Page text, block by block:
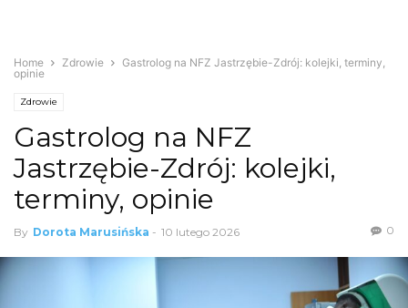
Home Zdrowie
Gastrolog na NFZ Jastrzębie-Zdrój: kolejki, terminy,
opinie
Zdrowie
Gastrolog na NFZ
Jastrzębie-Zdrój: kolejki,
terminy, opinie
By Dorota Marusińska - 10 lutego 2026 0